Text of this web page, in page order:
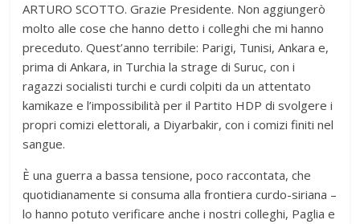
ARTURO SCOTTO. Grazie Presidente. Non aggiungerò
molto alle cose che hanno detto i colleghi che mi hanno
preceduto. Quest’anno terribile: Parigi, Tunisi, Ankara e,
prima di Ankara, in Turchia la strage di Suruc, con i
ragazzi socialisti turchi e curdi colpiti da un attentato
kamikaze e l’impossibilità per il Partito HDP di svolgere i
propri comizi elettorali, a Diyarbakir, con i comizi finiti nel
sangue.
È una guerra a bassa tensione, poco raccontata, che
quotidianamente si consuma alla frontiera curdo-siriana –
lo hanno potuto verificare anche i nostri colleghi, Paglia e